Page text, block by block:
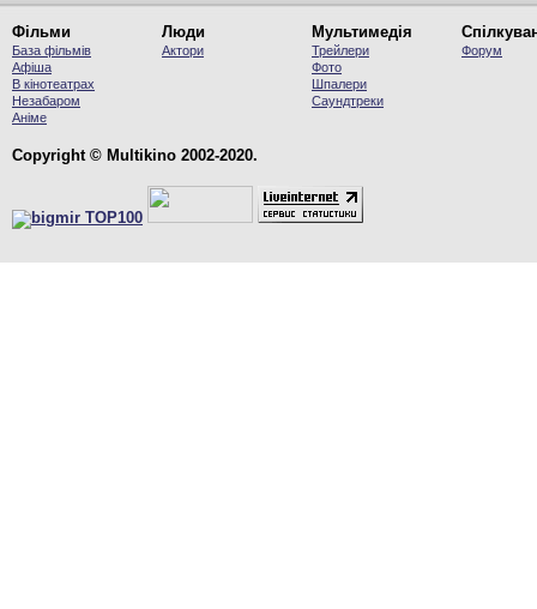
Фільми
База фільмів
Афіша
В кінотеатрах
Незабаром
Аніме
Люди
Актори
Мультимедія
Трейлери
Фото
Шпалери
Саундтреки
Форум
Copyright © Multikino 2002-2020.